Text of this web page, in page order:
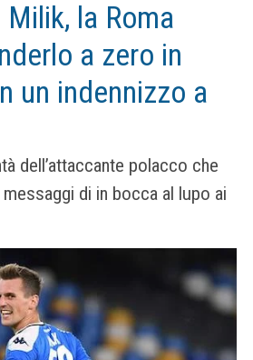
Milik, la Roma
a zero in
un indennizzo a
dell’attaccante polacco che
di in bocca al lupo ai